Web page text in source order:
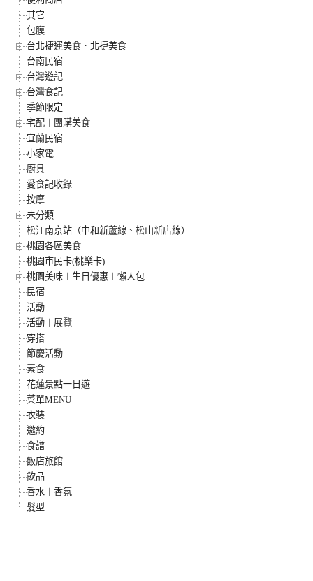
其它
包膜
台北捷運美食．北捷美食
台南民宿
台灣遊記
台灣食記
季節限定
宅配︱團購美食
宜蘭民宿
小家電
廚具
愛食記收錄
按摩
未分類
松江南京站（中和新蘆線、松山新店線）
桃園各區美食
桃園市民卡(桃樂卡)
桃園美味︱生日優惠︱懶人包
民宿
活動
活動︱展覽
穿搭
節慶活動
素食
花蓮景點一日遊
菜單MENU
衣裝
邀約
食譜
飯店旅館
飲品
香水︱香氛
髮型